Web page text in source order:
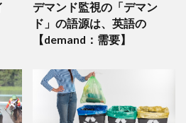
デマンド監視の「デマン
ド」の語源は、英語の
【demand：需要】